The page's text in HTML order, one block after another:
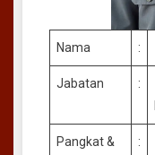
Nama :
Jabatan :
Pangkat &
: